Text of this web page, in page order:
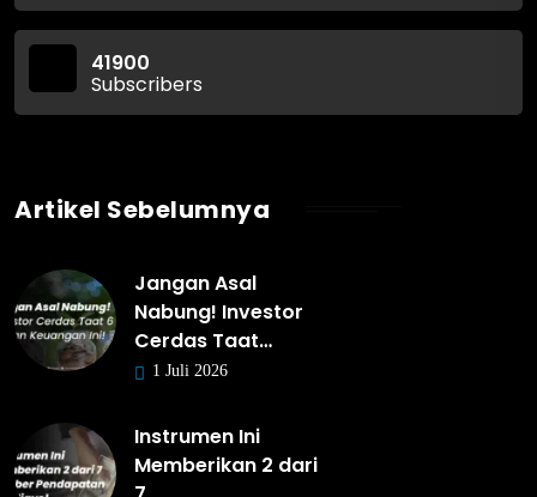
41900
Subscribers
Artikel Sebelumnya
Jangan Asal
Nabung! Investor
Cerdas Taat…
1 Juli 2026
Instrumen Ini
Memberikan 2 dari